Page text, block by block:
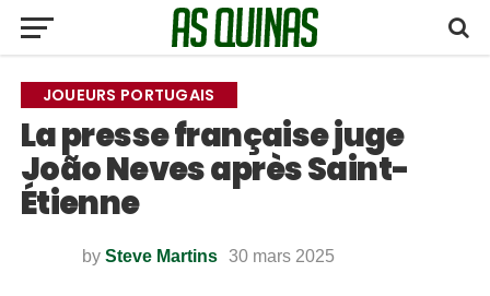
JOUEURS PORTUGAIS
La presse française juge
João Neves après Saint-
Étienne
by Steve Martins 30 mars 2025